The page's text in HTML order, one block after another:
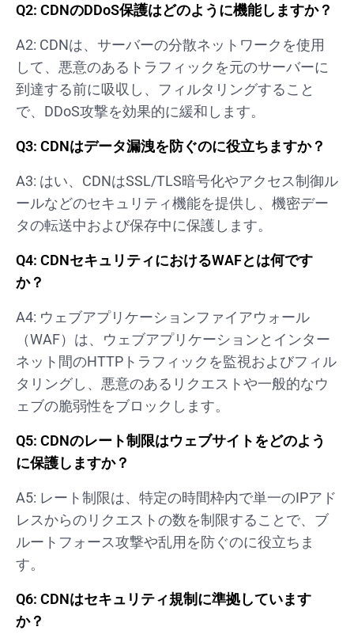
Q2: CDNのDDoS保護はどのように機能しますか？
A2: CDNは、サーバーの分散ネットワークを使用
して、悪意のあるトラフィックを元のサーバーに
到達する前に吸収し、フィルタリングすること
で、DDoS攻撃を効果的に緩和します。
Q3: CDNはデータ漏洩を防ぐのに役立ちますか？
A3: はい、CDNはSSL/TLS暗号化やアクセス制御ル
ールなどのセキュリティ機能を提供し、機密デー
タの転送中および保存中に保護します。
Q4: CDNセキュリティにおけるWAFとは何です
か？
A4: ウェブアプリケーションファイアウォール
（WAF）は、ウェブアプリケーションとインター
ネット間のHTTPトラフィックを監視およびフィル
タリングし、悪意のあるリクエストや一般的なウ
ェブの脆弱性をブロックします。
Q5: CDNのレート制限はウェブサイトをどのよう
に保護しますか？
A5: レート制限は、特定の時間枠内で単一のIPアド
レスからのリクエストの数を制限することで、ブ
ルートフォース攻撃や乱用を防ぐのに役立ちま
す。
Q6: CDNはセキュリティ規制に準拠しています
か？